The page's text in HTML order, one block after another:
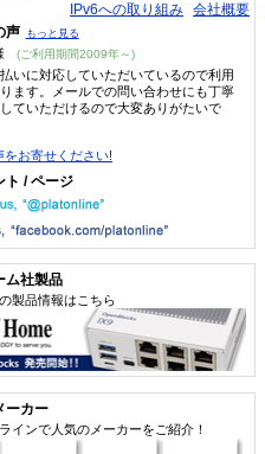
IPv6への取り組み 会社概要
声
もっと見る
(ご利用期間2009年～)
いに対応していただいているので利用
ます。メールでの問い合わせにも丁寧
ていただけるので大変ありがたいで
をお寄せください!
ト / ページ
ム社製品
製品情報はこちら
ーカー
インで人気のメーカーをご紹介！